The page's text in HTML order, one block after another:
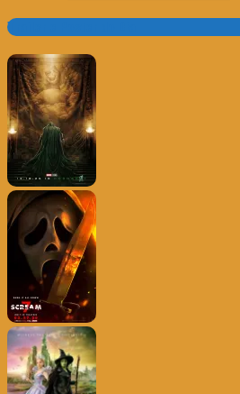
Trailer e Poster do Dia